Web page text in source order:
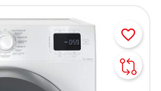
favorite_border